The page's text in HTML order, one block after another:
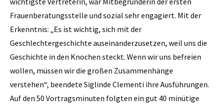
Frauenberatungsstelle und sozial sehr engagiert. Mit der
Erkenntnis: „Es ist wichtig, sich mit der
Geschlechtergeschichte auseinanderzusetzen, weil uns die
Geschichte in den Knochen steckt. Wenn wir uns befreien
wollen, müssen wir die großen Zusammenhänge
verstehen“, beendete Siglinde Clementi ihre Ausführungen.
Auf den 50 Vortragsminuten folgten ein gut 40 minütige